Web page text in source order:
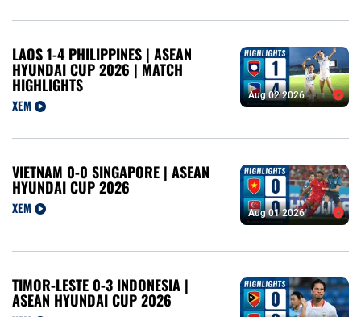
LAOS 1-4 PHILIPPINES | ASEAN
HYUNDAI CUP 2026 | MATCH
HIGHLIGHTS
XEM
Aug 02 2026
VIETNAM 0-0 SINGAPORE | ASEAN
HYUNDAI CUP 2026
XEM Aug 01 2026
TIMOR-LESTE 0-3 INDONESIA |
ASEAN HYUNDAI CUP 2026